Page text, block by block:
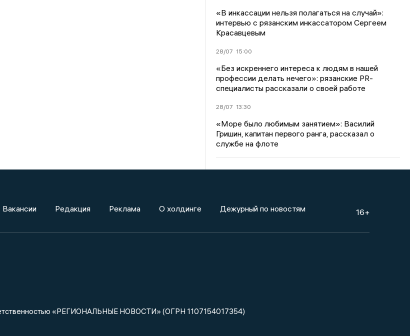
«В инкассации нельзя полагаться на случай»:
интервью с рязанским инкассатором Сергеем
Красавцевым
28/07 15:00
«Без искреннего интереса к людям в нашей
профессии делать нечего»: рязанские PR-
специалисты рассказали о своей работе
28/07 13:30
«Море было любимым занятием»: Василий
Гришин, капитан первого ранга, рассказал о
службе на флоте
Вакансии Редакция Реклама О холдинге Дежурный по новостям 16+
«РЕГИОНАЛЬНЫЕ НОВОСТИ» (ОГРН 1107154017354)